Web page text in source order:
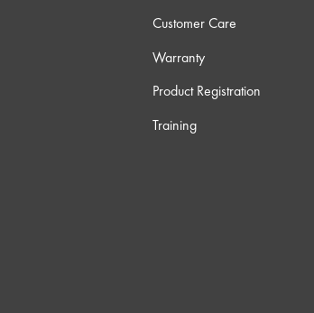
Customer Care
Warranty
Product Registration
Training